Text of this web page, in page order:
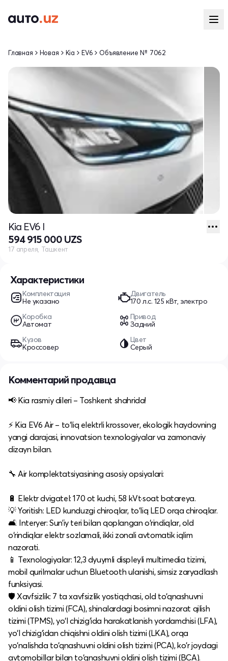
Характеристики
Комплектация
Не указано
Двигатель
170 л.c. 125 кВт, электро
Коробка
Автомат
Привод
Задний
Кузов
Кроссовер
Цвет
Серый
Главная Новая Kia EV6 Объявление № 7062
Kia EV6 I
594 915 000 UZS
17 апреля, Ташкент
Комментарий продавца
📢 Kia rasmiy dileri – Toshkent shahrida!​
⚡ Kia EV6 Air – to‘liq elektrli krossover, ekologik haydovning
yangi darajasi, innovatsion texnologiyalar va zamonaviy
dizayn bilan.​
🔧 Air komplektatsiyasining asosiy opsiyalari:
🔋 Elektr dvigatel: 170 ot kuchi, 58 kVt·soat batareya.​
💡 Yoritish: LED kunduzgi chiroqlar, to‘liq LED orqa chiroqlar.​
🛋️ Interyer: Sun’iy teri bilan qoplangan o‘rindiqlar, old
o‘rindiqlar elektr sozlamali, ikki zonali avtomatik iqlim
nazorati.​
📱 Texnologiyalar: 12,3 dyuymli displeyli multimedia tizimi,
mobil qurilmalar uchun Bluetooth ulanishi, simsiz zaryadlash
funksiyasi.​
🛡️ Xavfsizlik: 7 ta xavfsizlik yostiqchasi, old to‘qnashuvni
oldini olish tizimi (FCA), shinalardagi bosimni nazorat qilish
tizimi (TPMS), yo‘l chizig‘ida harakatlanish yordamchisi (LFA),
yo‘l chizig‘idan chiqishni oldini olish tizimi (LKA), orqa
yo‘nalishda to‘qnashuvni oldini olish tizimi (PCA), ko‘r joydagi
avtomobillar bilan to‘qnashuvni oldini olish tizimi (BCA).​